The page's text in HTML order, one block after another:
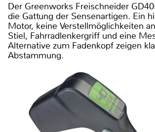
Der Greenworks Freischneider
die Gattung der Sensenartigen. Ein
Motor, keine Verstellmöglichkeiten
Stiel, Fahrradlenkergriff und eine
Alternative zum Fadenkopf zeigen
Abstammung.